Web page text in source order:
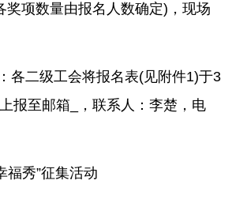
奖项数量由报名人数确定)，现场
各二级工会将报名表(见附件1)于3
报至邮箱_，联系人：李楚，电
福秀”征集活动